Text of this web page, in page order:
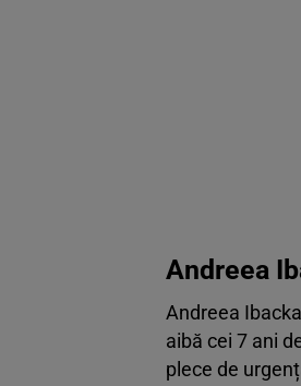
Andreea
Andreea
aibă cei 7 ani
plece de